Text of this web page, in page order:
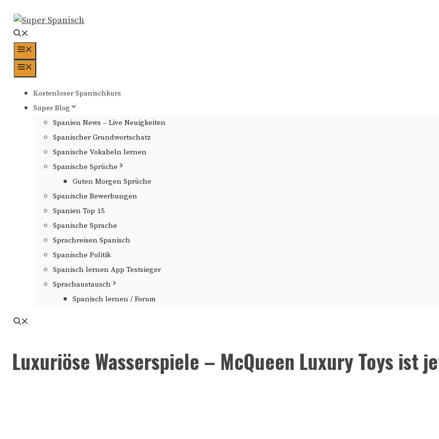
Inhalt
springen
Kostenloser Spanischkurs
Super Blog
Spanien News – Live Neuigkeiten
Spanischer Grundwortschatz
Spanische Vokabeln lernen
Spanische Sprüche
Guten Morgen Sprüche
Spanische Bewerbungen
Spanien Top 15
Spanische Sprache
Sprachreisen Spanisch
Spanische Politik
Spanisch lernen App Testsieger
Sprachaustausch
Spanisch lernen / Forum
Luxuriöse Wasserspiele – McQueen Luxury Toys